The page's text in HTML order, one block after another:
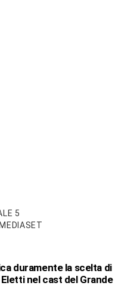
5
MEDIASET
duramente la scelta di
nel cast del Grande